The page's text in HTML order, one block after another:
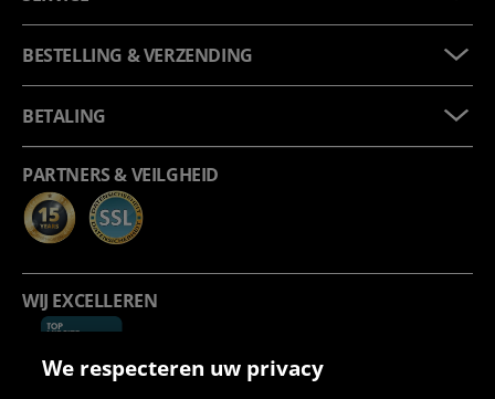
BESTELLING & VERZENDING
BETALING
PARTNERS & VEILGHEID
WIJ EXCELLEREN
We respecteren uw privacy